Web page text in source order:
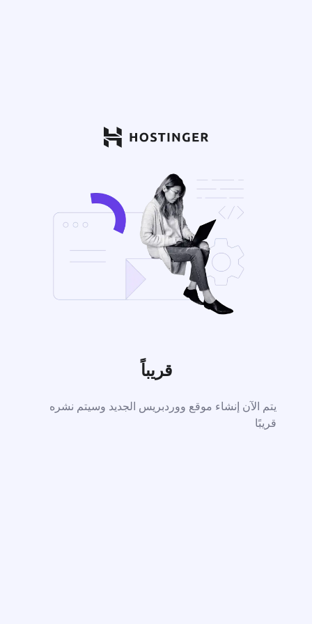
قريباً
يتم الآن إنشاء موقع ووردبريس الجديد وسيتم نشره
قريبًا